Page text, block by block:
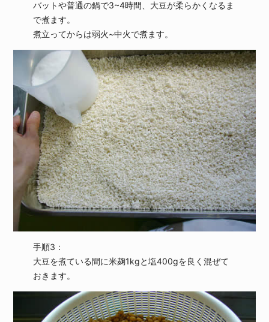
バットや普通の鍋で3~4時間、大豆が柔らかくなるま
で煮ます。
煮立ってからは弱火~中火で煮ます。
手順3：
大豆を煮ている間に米麹1kgと塩400gを良く混ぜて
おきます。